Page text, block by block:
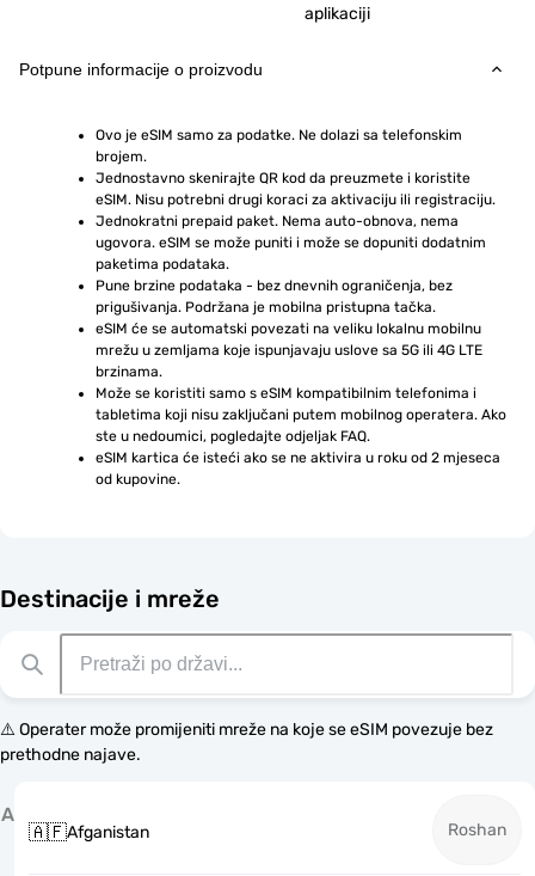
aplikaciji
Potpune informacije o proizvodu
Ovo je eSIM samo za podatke. Ne dolazi sa telefonskim
brojem.
Jednostavno skenirajte QR kod da preuzmete i koristite
eSIM. Nisu potrebni drugi koraci za aktivaciju ili registraciju.
Jednokratni prepaid paket. Nema auto-obnova, nema
ugovora. eSIM se može puniti i može se dopuniti dodatnim
paketima podataka.
Pune brzine podataka - bez dnevnih ograničenja, bez
prigušivanja. Podržana je mobilna pristupna tačka.
eSIM će se automatski povezati na veliku lokalnu mobilnu
mrežu u zemljama koje ispunjavaju uslove sa 5G ili 4G LTE
brzinama.
Može se koristiti samo s eSIM kompatibilnim telefonima i
tabletima koji nisu zaključani putem mobilnog operatera. Ako
ste u nedoumici, pogledajte odjeljak FAQ.
eSIM kartica će isteći ako se ne aktivira u roku od 2 mjeseca
od kupovine.
Destinacije i mreže
⚠️ Operater može promijeniti mreže na koje se eSIM povezuje bez
prethodne najave.
A
🇦🇫Afganistan Roshan